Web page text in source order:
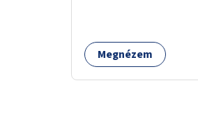
Megnézem